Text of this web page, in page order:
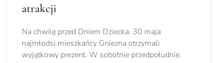
atrakcji
Na chwilę przed Dniem Dziecka, 30 maja
najmłodsi mieszkańcy Gniezna otrzymali
wyjątkowy prezent. W sobotnie przedpołudnie